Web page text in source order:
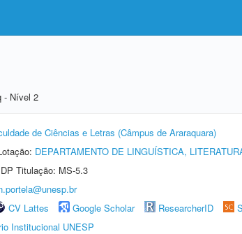
- Nível 2
de Ciências e Letras (Câmpus de Araraquara)
DEPARTAMENTO DE LINGUÍSTICA,
Titulação: MS-5.3
CV Lattes Google Scholar ResearcherID
Institucional UNESP